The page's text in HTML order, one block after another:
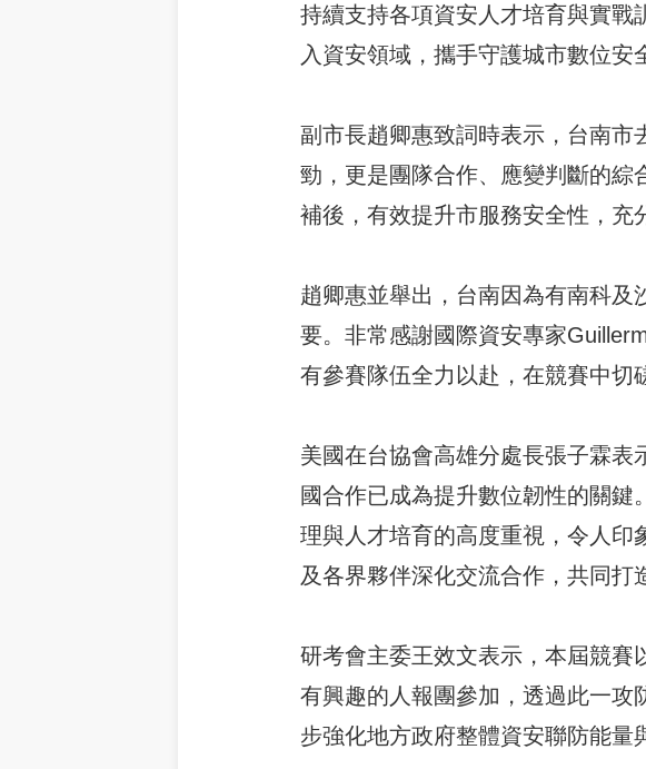
持續支持各項資安人才培育與實戰
入資安領域，攜手守護城市數位安
副市長趙卿惠致詞時表示，台南市
勁，更是團隊合作、應變判斷的綜
補後，有效提升市服務安全性，充
趙卿惠並舉出，台南因為有南科
要。非常感謝國際資安專家
有參賽隊伍全力以赴，在競賽中切
美國在台協會高雄分處長張子霖
國合作已成為提升數位韌性的關
理與人才培育的高度重視，令人印
及各界夥伴深化交流合作，共同打
研考會主委王效文表示，本屆競賽
有興趣的人報團參加，透過此一攻
步強化地方政府整體資安聯防能量